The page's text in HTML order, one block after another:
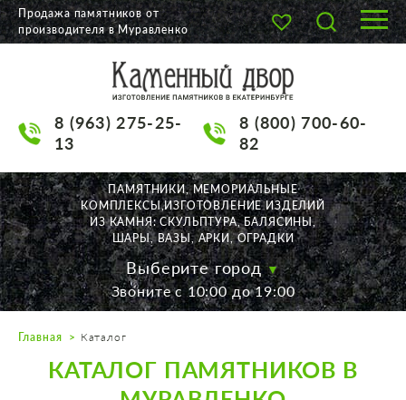
О КОМПАНИИ
НАШИ РАБОТЫ
АКЦИИ
ДОСТАВКА
КОНТАКТЫ
K2532513@yandex.ru
Пн. — Пт. с 10:00 до 19:00
Продажа памятников от
производителя в Муравленко
8 (963) 275-25-
13
8 (800) 700-60-
82
ПАМЯТНИКИ, МЕМОРИАЛЬНЫЕ
КОМПЛЕКСЫ,ИЗГОТОВЛЕНИЕ ИЗДЕЛИЙ
ИЗ КАМНЯ: СКУЛЬПТУРА, БАЛЯСИНЫ,
ШАРЫ, ВАЗЫ, АРКИ, ОГРАДКИ
Выберите город
Звоните с 10:00 до 19:00
Главная Каталог
КАТАЛОГ ПАМЯТНИКОВ В